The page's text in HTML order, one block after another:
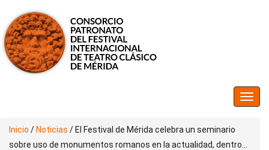
Inicio / Noticias / El Festival de Mérida celebra un seminario
sobre uso de monumentos romanos en la actualidad, dentro...